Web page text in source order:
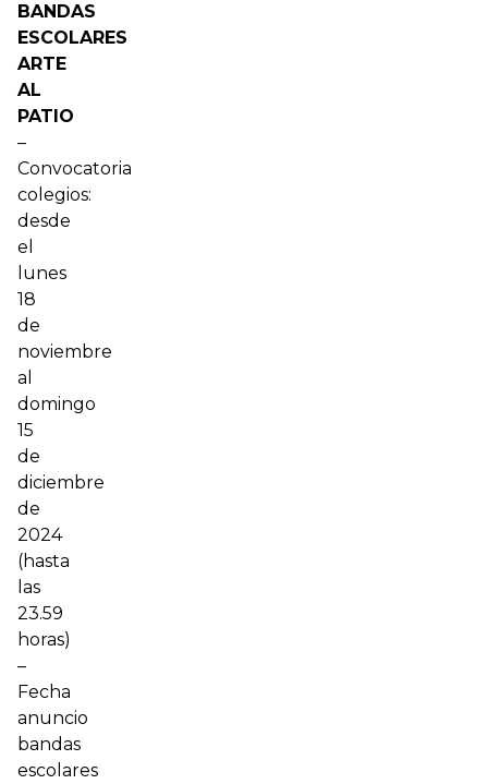
BANDAS
ESCOLARES
ARTE
AL
PATIO
–
Convocatoria
colegios:
desde
el
lunes
18
de
noviembre
al
domingo
15
de
diciembre
de
2024
(hasta
las
23.59
horas)
–
Fecha
anuncio
bandas
escolares